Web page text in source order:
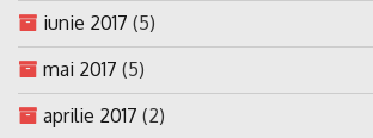
iunie 2017 (5)
mai 2017 (5)
aprilie 2017 (2)